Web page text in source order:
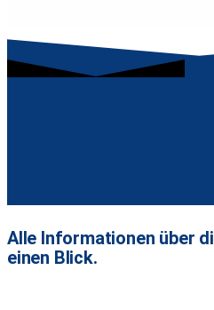
Alle Informationen über
einen Blick.